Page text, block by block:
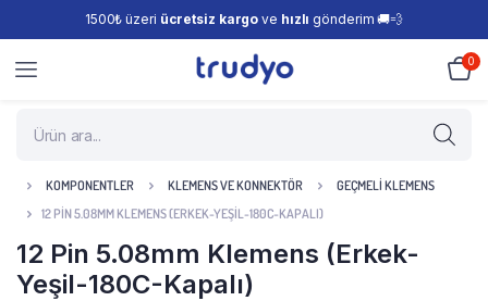
1500₺ üzeri ücretsiz kargo ve hızlı gönderim 🚚💨
0
KOMPONENTLER KLEMENS VE KONNEKTÖR
GEÇMELI KLEMENS
12 PIN 5.08MM KLEMENS (ERKEK-YEŞIL-180C-KAPALI)
12 Pin 5.08mm Klemens (Erkek-
Yeşil-180C-Kapalı)